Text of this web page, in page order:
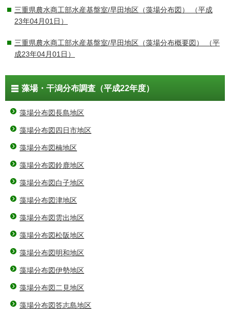
三重県農水商工部水産基盤室/早田地区（藻場分布図）
（平成
23年04月01日）
三重県農水商工部水産基盤室/早田地区（藻場分布概要図）
（平
成23年04月01日）
藻場・干潟分布調査（平成22年度）
藻場分布図長島地区
藻場分布図四日市地区
藻場分布図楠地区
藻場分布図鈴鹿地区
藻場分布図白子地区
藻場分布図津地区
藻場分布図雲出地区
藻場分布図松阪地区
藻場分布図明和地区
藻場分布図伊勢地区
藻場分布図二見地区
藻場分布図答志島地区